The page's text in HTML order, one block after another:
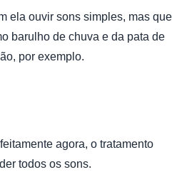
ela ouvir sons simples, mas que
barulho de chuva e da pata de
por exemplo.
agora, o tratamento
todos os sons.